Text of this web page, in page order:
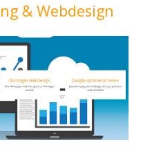
& Webdesign